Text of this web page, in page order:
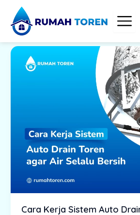
content
Cara Kerja Sistem Auto